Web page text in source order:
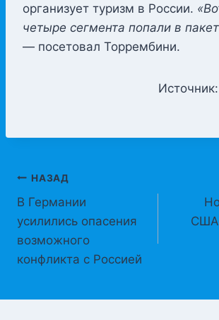
организует туризм в России.
четыре сегмента попали в
— посетовал Торрембини.
Источник:
Навигация
по
записям
НАЗАД
В Германии
усилились опасения
возможного
конфликта с Россией